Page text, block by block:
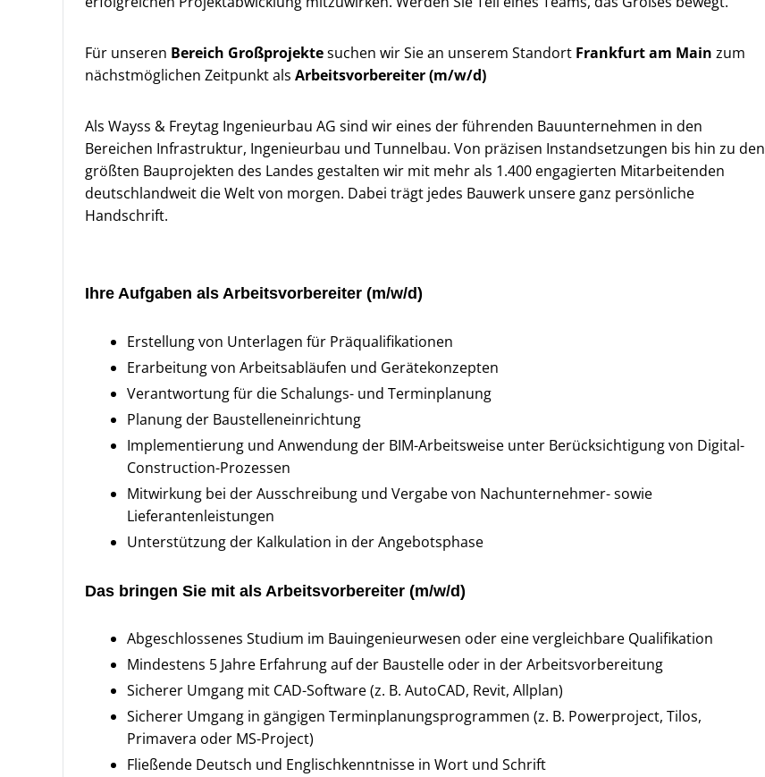
Für unseren Bereich Großprojektesuchen wir Sie an unserem Standort Frankfurt am Main zum
nächstmöglichen Zeitpunkt als Arbeitsvorbereiter (m/w/d)
Als Wayss & Freytag Ingenieurbau AG sind wir eines der führenden Bauunternehmen in den
Bereichen Infrastruktur, Ingenieurbau und Tunnelbau. Von präzisen Instandsetzungen bis hin zu den
größten Bauprojekten des Landes gestalten wir mit mehr als 1.400 engagierten Mitarbeitenden
deutschlandweit die Welt von morgen. Dabei trägt jedes Bauwerk unsere ganz persönliche
Handschrift.
Ihre Aufgaben als Arbeitsvorbereiter (m/w/d)
Erstellung von Unterlagen für Präqualifikationen
Erarbeitung von Arbeitsabläufen und Gerätekonzepten
Verantwortung für die Schalungs- und Terminplanung
Planung der Baustelleneinrichtung
Implementierung und Anwendung der BIM-Arbeitsweise unter Berücksichtigung von Digital-
Construction-Prozessen
Mitwirkung bei der Ausschreibung und Vergabe von Nachunternehmer- sowie
Lieferantenleistungen
Unterstützung der Kalkulation in der Angebotsphase
Das bringen Sie mit als Arbeitsvorbereiter (m/w/d)
Abgeschlossenes Studium im Bauingenieurwesen oder eine vergleichbare Qualifikation
Mindestens 5 Jahre Erfahrung auf der Baustelle oder in der Arbeitsvorbereitung
Sicherer Umgang mit CAD-Software (z. B. AutoCAD, Revit, Allplan)
Sicherer Umgang in gängigen Terminplanungsprogrammen (z. B. Powerproject, Tilos,
Primavera oder MS-Project)
Fließende Deutsch und Englischkenntnisse in Wort und Schrift